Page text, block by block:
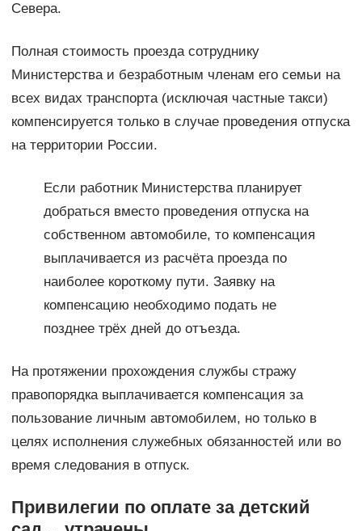
Севера.
Полная стоимость проезда сотруднику
Министерства и безработным членам его семьи на
всех видах транспорта (исключая частные такси)
компенсируется только в случае проведения отпуска
на территории России.
Если работник Министерства планирует
добраться вместо проведения отпуска на
собственном автомобиле, то компенсация
выплачивается из расчёта проезда по
наиболее короткому пути. Заявку на
компенсацию необходимо подать не
позднее трёх дней до отъезда.
На протяжении прохождения службы стражу
правопорядка выплачивается компенсация за
пользование личным автомобилем, но только в
целях исполнения служебных обязанностей или во
время следования в отпуск.
Привилегии по оплате за детский